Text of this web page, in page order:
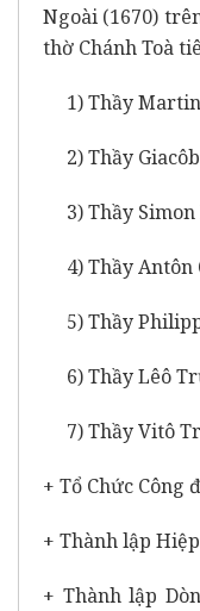
Ngoài (1670)
thờ Chánh Toà
1) Thầy
2) Thầy
3) Thầy Simon
4) Thầy Antôn
5) Thầy
6) Thầy Lêô
7) Thầy Vitô
+ Tổ Chức Công
+ Thành lập
+ Thành lập